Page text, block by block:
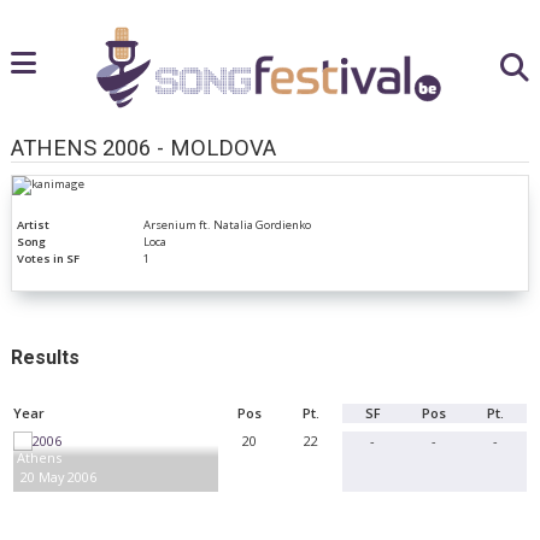
ATHENS 2006 - MOLDOVA
Artist
Arsenium ft. Natalia Gordienko
Song
Loca
Votes in SF
1
Results
Year Pos Pt. SF Pos Pt.
Athens
20 May 2006
20 22 - - -